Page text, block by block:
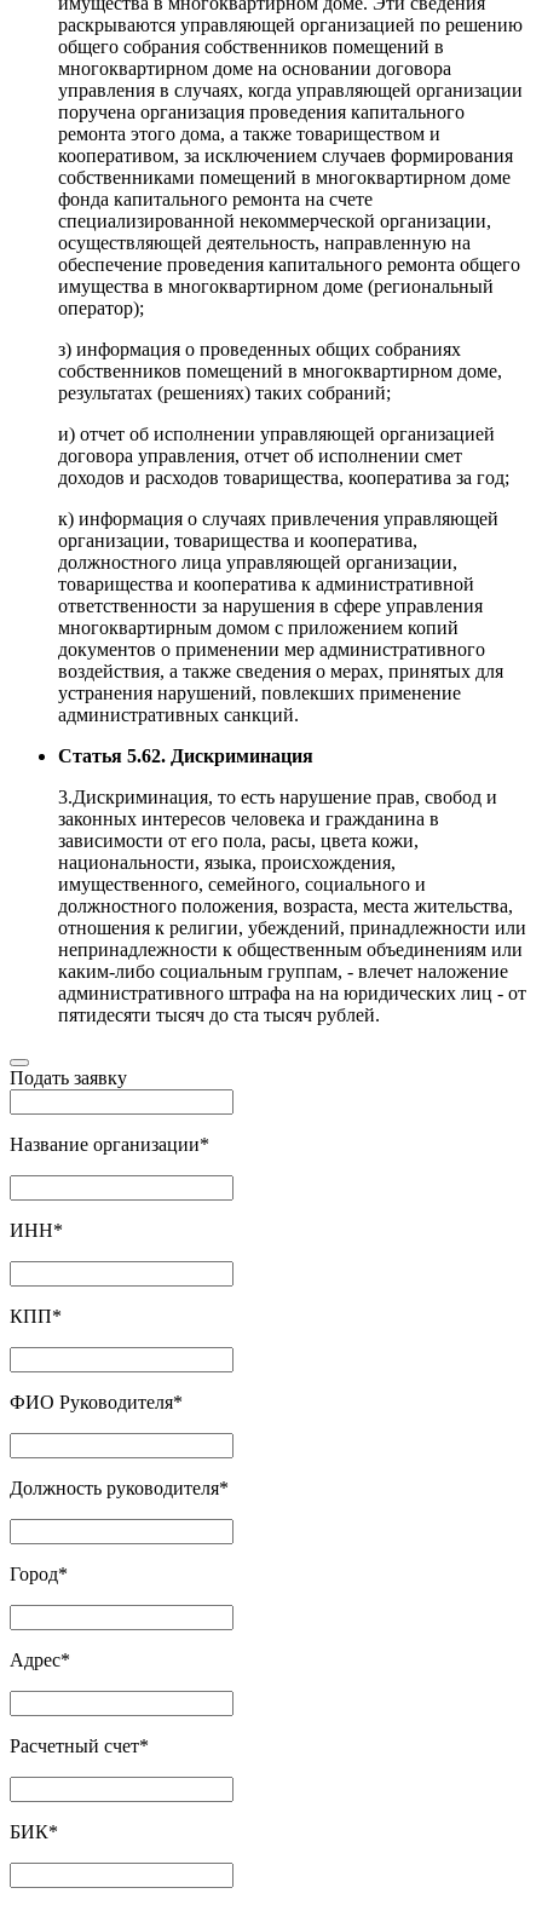
раскрываются управляющей организацией по решению
общего собрания собственников помещений в
многоквартирном доме на основании договора
управления в случаях, когда управляющей организации
поручена организация проведения капитального
ремонта этого дома, а также товариществом и
кооперативом, за исключением случаев формирования
собственниками помещений в многоквартирном доме
фонда капитального ремонта на счете
специализированной некоммерческой организации,
осуществляющей деятельность, направленную на
обеспечение проведения капитального ремонта общего
имущества в многоквартирном доме (региональный
оператор);
з) информация о проведенных общих собраниях
собственников помещений в многоквартирном доме,
результатах (решениях) таких собраний;
и) отчет об исполнении управляющей организацией
договора управления, отчет об исполнении смет
доходов и расходов товарищества, кооператива за год;
к) информация о случаях привлечения управляющей
организации, товарищества и кооператива,
должностного лица управляющей организации,
товарищества и кооператива к административной
ответственности за нарушения в сфере управления
многоквартирным домом с приложением копий
документов о применении мер административного
воздействия, а также сведения о мерах, принятых для
устранения нарушений, повлекших применение
административных санкций.
Статья 5.62. Дискриминация
3.Дискриминация, то есть нарушение прав, свобод и
законных интересов человека и гражданина в
зависимости от его пола, расы, цвета кожи,
национальности, языка, происхождения,
имущественного, семейного, социального и
должностного положения, возраста, места жительства,
отношения к религии, убеждений, принадлежности или
непринадлежности к общественным объединениям или
каким-либо социальным группам, - влечет наложение
административного штрафа на на юридических лиц - от
пятидесяти тысяч до ста тысяч рублей.
Подать заявку
Название организации*
ИНН*
КПП*
ФИО Руководителя*
Должность руководителя*
Город*
Адрес*
Расчетный счет*
БИК*